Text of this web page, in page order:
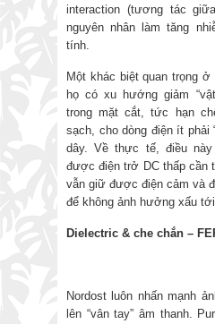
interaction (tương tác
nguyên nhân làm tăng
tính.
Một khác biệt quan trọng
họ có xu hướng giảm
trong mặt cắt, tức hạn
sạch, cho dòng điện ít phải
dây. Về thực tế, điều
được điện trở DC thấp cần
vẫn giữ được điện cảm và
để không ảnh hưởng xấu
Dielectric & che chắn –
Nordost luôn nhấn mạnh
lên “vân tay” âm thanh.